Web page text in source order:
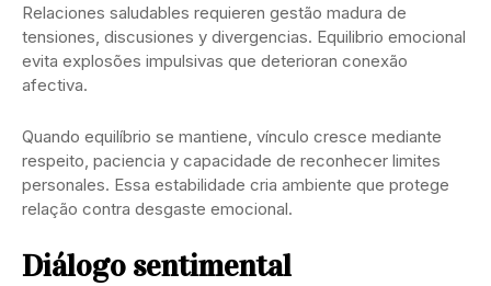
Relaciones saludables requieren gestão madura de
tensiones, discusiones y divergencias. Equilibrio emocional
evita explosões impulsivas que deterioran conexão
afectiva.
Quando equilíbrio se mantiene, vínculo cresce mediante
respeito, paciencia y capacidade de reconhecer limites
personales. Essa estabilidade cria ambiente que protege
relação contra desgaste emocional.
Diálogo sentimental